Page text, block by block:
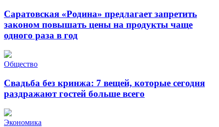
Саратовская «Родина» предлагает запретить
законом повышать цены на продукты чаще
одного раза в год
Общество
Свадьба без кринжа: 7 вещей, которые сегодня
раздражают гостей больше всего
Экономика